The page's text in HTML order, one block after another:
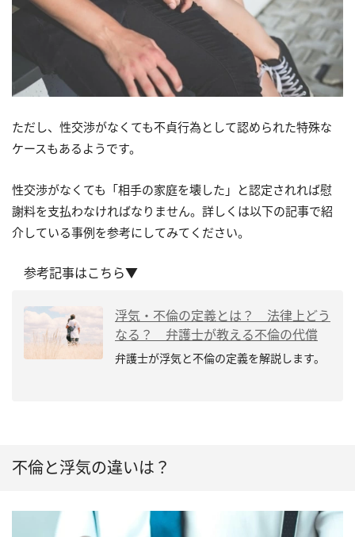
ただし、性交渉がなくても不貞行為として認められた特殊な
ケースもあるようです。
性交渉がなくても「相手の家庭を壊した」と認定されれば慰
謝料を支払わなければなりません。詳しくは以下の記事で紹
介している事例を参考にしてみてください。
参考記事はこちら▼
浮気・不倫の定義とは？ 法律上どう
なる？ 弁護士が教える不倫の代償
弁護士が浮気と不倫の定義を解説します。
不倫と浮気の違いは？